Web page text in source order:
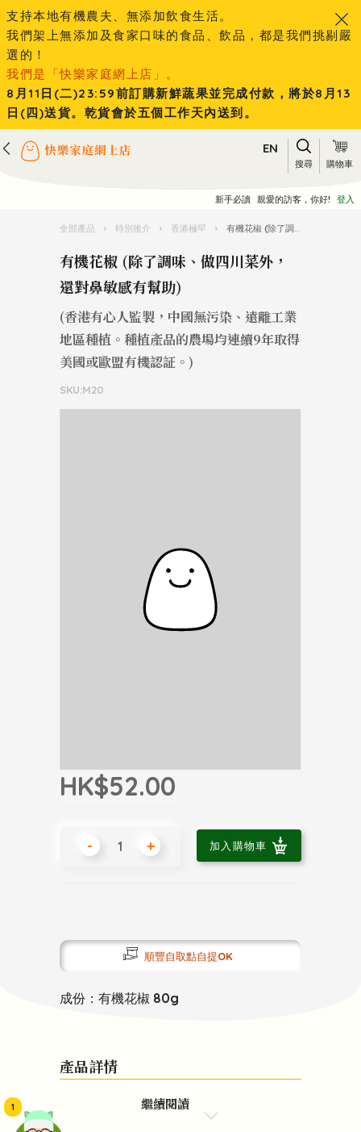
1
支持本地有機農夫、無添加飲食生活。
我們架上無添加及食家口味的食品、飲品，都是我們挑剔嚴
選的！
我們是「快樂家庭網上店」。
8月11日(二)23:59前訂購新鮮蔬果並完成付款，將於8月13
日(四)送貨。乾貨會於五個工作天內送到。
EN
搜尋 購物車
新手必讀 親愛的訪客，你好! 登入
全部產品 › 特別推介 › 香港極罕 › 有機花椒 (除了調味、做四川菜外，還對鼻敏感有幫助)
有機花椒 (除了調味、做四川菜外，
還對鼻敏感有幫助)
(香港有心人監製，中國無污染、遠離工業
地區種植。種植產品的農場均連續9年取得
美國或歐盟有機認証。)
SKU:M20
HK$52.00
- + 加入購物車
順豐自取點自提OK
成份：有機花椒 80g
產品詳情
繼續閱讀